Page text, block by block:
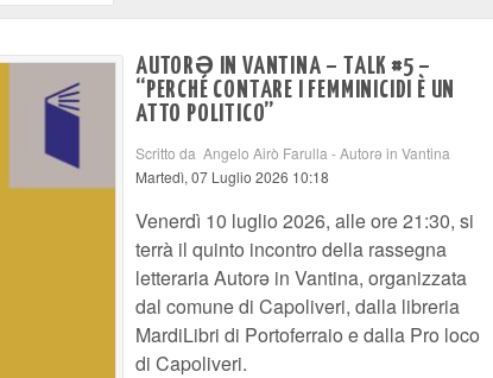
AUTORƏ IN VANTINA – TALK #5 –
“PERCHÉ CONTARE I FEMMINICIDI È UN
ATTO POLITICO”
Scritto da Angelo Airò Farulla - Autorə in Vantina
Martedì, 07 Luglio 2026 10:18
Venerdì 10 luglio 2026, alle ore 21:30, si
terrà il quinto incontro della rassegna
letteraria Autorə in Vantina, organizzata
dal comune di Capoliveri, dalla libreria
MardiLibri di Portoferraio e dalla Pro loco
di Capoliveri.